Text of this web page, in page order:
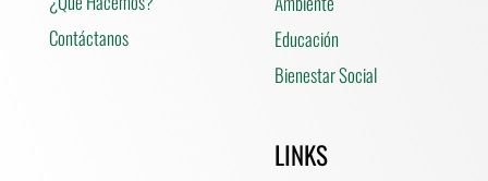
Contáctanos
Educación
Bienestar Social
LINKS